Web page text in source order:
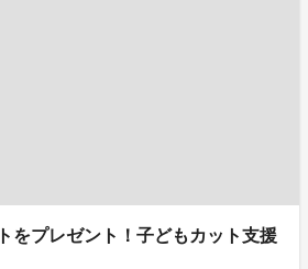
をプレゼント！子どもカット支援